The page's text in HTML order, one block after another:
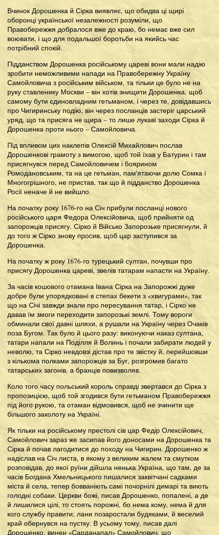
Вчинок Дорошенка й Сірка виявляє, що обидва ці щирі
оборонці української незалежності розуміли, що
Правобережжя добралося вже до краю, бо немає вже сил
воювати, і що для подальшої боротьби на якийсь час
потрібний спокій.
Підданством Дорошенка російському цареві вони мали надію
зробити неможливими напади на Правобережну Україну
Самойловича з російським військом, та тільки це було не на
руку ставленику Москви – він хотів знищити Дорошенка, щоб
самому бути єдиновладним гетьманом, і через те, довідавшись
про Чигиринську подію, він через посланців застеріг царський
уряд, що та присяга не щира – то лише лукаві заходи Сірка й
Дорошенка проти нього – Самойловича.
Під впливом цих наклепів Олексій Михайлович послав
Дорошенкові грамоту з вимогою, щоб той їхав у Батурин і там
присягнувся перед Самойловичем і боярином
Ромодановським, та на це гетьман, пам'ятаючи долю Сомка і
Многогрішного, не пристав, так що й підданство Дорошенка
Росії неначе й не вийшло.
На початку року 1676-го на Січ прибули посланці нового
російського царя Федора Олексійовича, щоб прийняти од
запорожців присягу. Сірко й Військо Запорозьке присягнули, й
до того ж Сірко знову просив, щоб цар заступився за
Дорошенка.
На початку ж року 1676-го турецький султан, почувши про
присягу Дорошенка цареві, звелів татарам напасти на Україну.
За часів кошового отамана Івана Сірка на Запорожжі дуже
добре були упорядковані в степах бекети з «хвигурами», так
що на Січі завжди знали про пересування татар, і Сірко не
давав їм змоги переходити запорозькі землі. Тому вороги
обминали свої давні шляхи, а рушали на Україну через Очаків
поза Бугом. Так було й цього разу: виконуючи наказ султана,
татари напали на Поділля й Волинь і почали забирати людей у
неволю, та Сірко невдовзі дістав про те звістку й, перейшовши
з кількома полками запорожців за Буг, розгромив багато
татарських загонів, а бранців повизволяв.
Коло того часу польський король справді звертався до Сірка з
пропозицією, щоб той згодився бути гетьманом Правобережжя
під його рукою, та отаман відмовився, щоб не зчинити ще
більшого заколоту на Україні.
Як тільки на російському престолі сів цар Федір Олексійович,
Самойлович зараз же засипав його доносами на Дорошенка та
Сірка й почав лагодитися до походу на Чигирин. Дорошенко ж
надіслав на Січ листа, в якому з великим жалем та смутком
розповідав, до якої руїни дійшла ненька Україна, що там, де за
часів Богдана Хмельницького пишалися заквітчані садками
міста й села, тепер бовваніють самі почорнілі димарі та виють
голодні собаки. Церкви божі, писав Дорошенко, попалені, а де
й лишилися цілі, то стоять порожні, бо нема кому, нема й для
кого службу правити; лани позаростали будяками, й веселий
край обернувся на пустку. В усьому тому, писав далі
Дорошенко, винен «Сарданапал» Самойлович, що